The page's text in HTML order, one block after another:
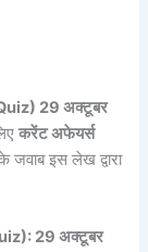
29 अक्टूबर
करेंट अफेयर्स
जवाब इस लेख द्वारा
29 अक्टूबर